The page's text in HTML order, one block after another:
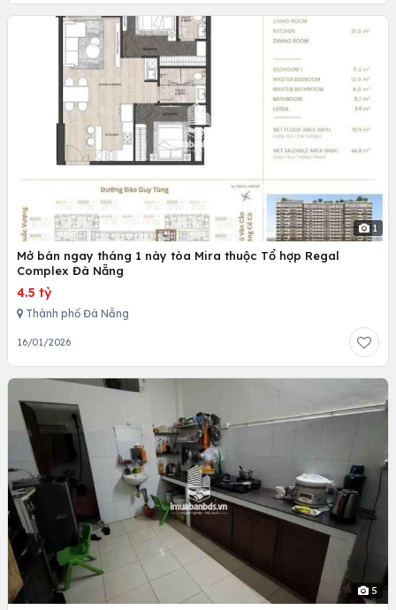
1
Mở bán ngay tháng 1 này tòa Mira thuộc Tổ hợp Regal
Complex Đà Nẵng
4.5 tỷ
Thành phố Đà Nẵng
16/01/2026
5